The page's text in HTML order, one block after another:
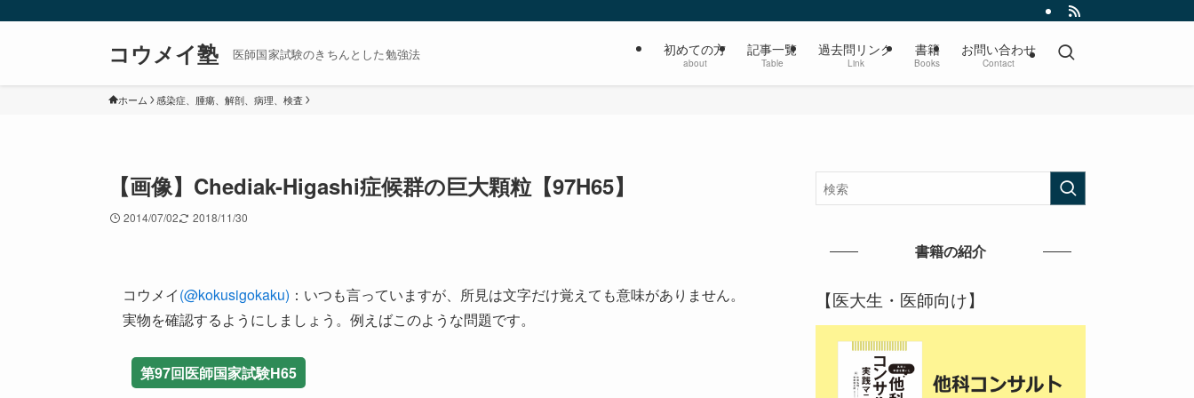
コウメイ塾 医師国家試験のきちんとした勉強法 初めての方
about
記事一覧
Table
過去問リンク
Link
書籍
Books
お問い合わせ
Contact
ホーム 感染症、腫瘍、解剖、病理、検査
【画像】Chediak-Higashi症候群の巨大顆粒【97H65】
2014/07/02 2018/11/30
コウメイ(@kokusigokaku) ：いつも言っていますが、所見は文字だけ覚えても意味がありません。
実物を確認するようにしましょう。例えばこのような問題です。
第97回医師国家試験H65
書籍の紹介
【医大生・医師向け】